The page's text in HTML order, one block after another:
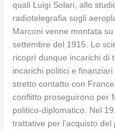
quali Luigi Solari, allo
radiotelegrafia sugli
Marconi venne montata
settembre del 1915. Lo
ricoprì dunque incarichi di
incarichi politici e
stretto contatto con
conflitto proseguirono per
politico-diplomatico. Nel
trattative per l’acquisto